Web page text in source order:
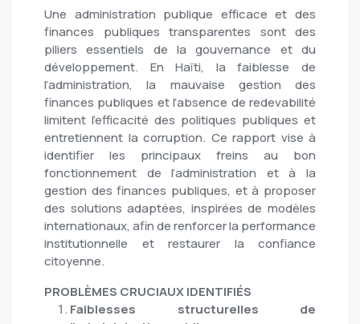
Une administration publique efficace et des
finances publiques transparentes sont des
piliers essentiels de la gouvernance et du
développement. En Haïti, la faiblesse de
l’administration, la mauvaise gestion des
finances publiques et l’absence de redevabilité
limitent l’efficacité des politiques publiques et
entretiennent la corruption. Ce rapport vise à
identifier les principaux freins au bon
fonctionnement de l’administration et à la
gestion des finances publiques, et à proposer
des solutions adaptées, inspirées de modèles
internationaux, afin de renforcer la performance
institutionnelle et restaurer la confiance
citoyenne.
PROBLÈMES CRUCIAUX IDENTIFIÉS
Faiblesses structurelles de